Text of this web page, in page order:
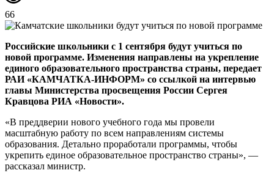
66
Российские школьники с 1 сентября будут учиться по
новой программе. Изменения направлены на укрепление
единого образовательного пространства страны, передает
РАИ «КАМЧАТКА-ИНФОРМ» со ссылкой на интервью
главы Министерства просвещения России Сергея
Кравцова РИА «Новости».
«В преддверии нового учебного года мы провели
масштабную работу по всем направлениям системы
образования. Детально проработали программы, чтобы
укрепить единое образовательное пространство страны», —
рассказал министр.